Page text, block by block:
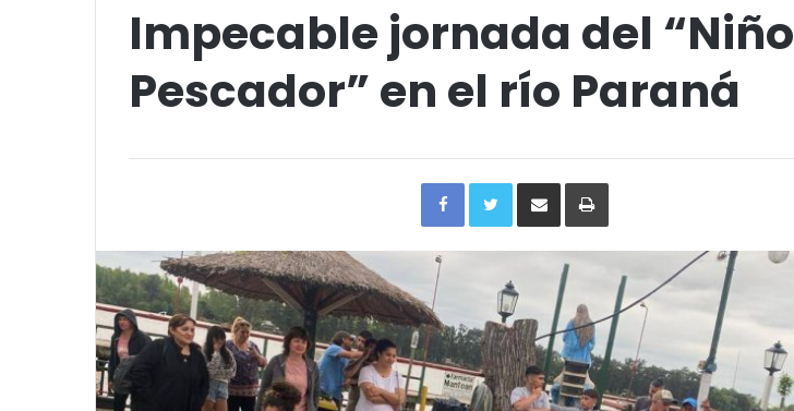
Impecable jornada del “Niño
Pescador” en el río Paraná
FacebookTwitterCompartirImprimir